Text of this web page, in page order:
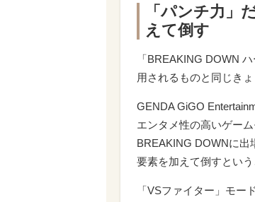
「パンチ力」
えて倒す
「BREAKING DOWN
用されるものと同じき
GENDA GiGO
エンタメ性の高いゲー
BREAKING DOWNに出
要素を加えて倒すとい
「VSファイター」モ